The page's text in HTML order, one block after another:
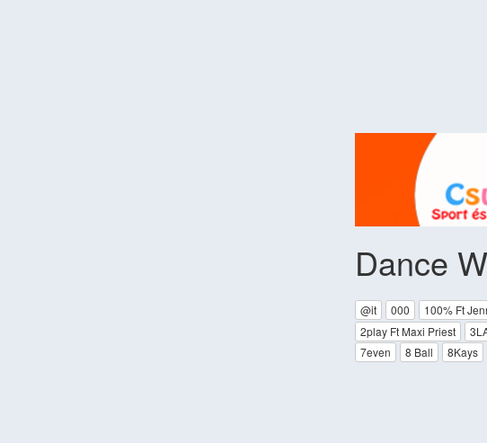
Dance
@it 000 100% Ft
2play Ft Maxi Priest
7even
8 Ball 8Kays